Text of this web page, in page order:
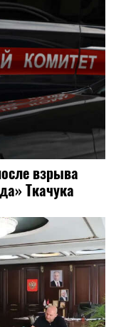
взрыва
Ткачука